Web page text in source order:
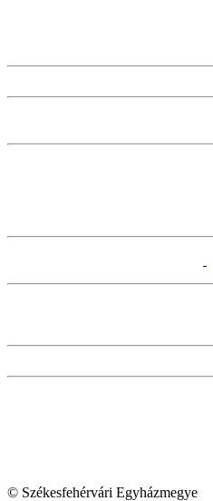
© Székesfehérvári Egyházmegye